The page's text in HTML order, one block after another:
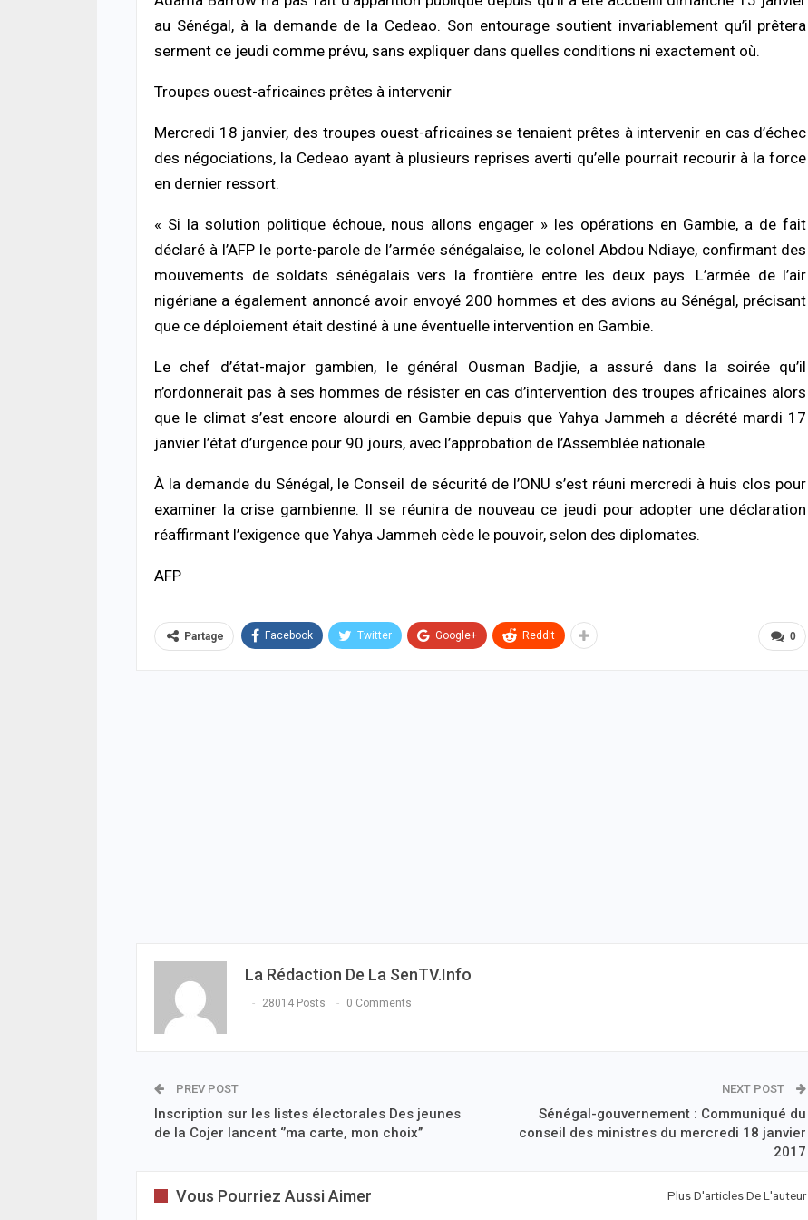
au Sénégal, à la demande de la Cedeao. Son entourage soutient invariablement qu’il prêtera
serment ce jeudi comme prévu, sans expliquer dans quelles conditions ni exactement où.
Troupes ouest-africaines prêtes à intervenir
Mercredi 18 janvier, des troupes ouest-africaines se tenaient prêtes à intervenir en cas d’échec
des négociations, la Cedeao ayant à plusieurs reprises averti qu’elle pourrait recourir à la force
en dernier ressort.
« Si la solution politique échoue, nous allons engager » les opérations en Gambie, a de fait
déclaré à l’AFP le porte-parole de l’armée sénégalaise, le colonel Abdou Ndiaye, confirmant des
mouvements de soldats sénégalais vers la frontière entre les deux pays. L’armée de l’air
nigériane a également annoncé avoir envoyé 200 hommes et des avions au Sénégal, précisant
que ce déploiement était destiné à une éventuelle intervention en Gambie.
Le chef d’état-major gambien, le général Ousman Badjie, a assuré dans la soirée qu’il
n’ordonnerait pas à ses hommes de résister en cas d’intervention des troupes africaines alors
que le climat s’est encore alourdi en Gambie depuis que Yahya Jammeh a décrété mardi 17
janvier l’état d’urgence pour 90 jours, avec l’approbation de l’Assemblée nationale.
À la demande du Sénégal, le Conseil de sécurité de l’ONU s’est réuni mercredi à huis clos pour
examiner la crise gambienne. Il se réunira de nouveau ce jeudi pour adopter une déclaration
réaffirmant l’exigence que Yahya Jammeh cède le pouvoir, selon des diplomates.
AFP
0
Partage Facebook Twitter Google+ ReddIt
La Rédaction De La SenTV.info
28014 Posts 0 Comments
PREV POST
Inscription sur les listes électorales Des jeunes
de la Cojer lancent ‘’ma carte, mon choix’’
NEXT POST
Sénégal-gouvernement : Communiqué du
conseil des ministres du mercredi 18 janvier
2017
Vous Pourriez Aussi Aimer Plus D'articles De L'auteur